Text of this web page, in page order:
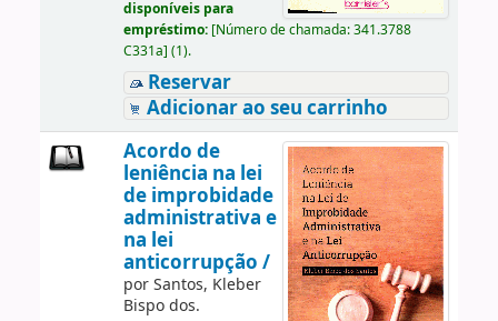
disponíveis para
empréstimo: [Número de chamada:341.3788
C331a] (1).
Reservar
Adicionar ao seu carrinho
Acordo de
leniência na lei
de improbidade
administrativa e
na lei
anticorrupção /
porSantos, Kleber
Bispo dos.